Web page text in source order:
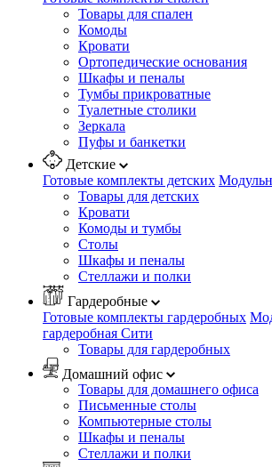
Товары для спален
Комоды
Кровати
Ортопедические основания
Шкафы и пеналы
Тумбы прикроватные
Туалетные столики
Зеркала
Пуфы и банкетки
Детские
Готовые комплекты детских
Товары для детских
Кровати
Комоды и тумбы
Столы
Шкафы и пеналы
Стеллажи и полки
Гардеробные
Готовые комплекты гардеробных
гардеробная Сити
Товары для гардеробных
Домашний офис
Товары для домашнего офиса
Письменные столы
Компьютерные столы
Шкафы и пеналы
Стеллажи и полки